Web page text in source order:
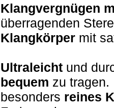
Klangvergnügen
überragenden
Klangkörper mit
Ultraleicht und
bequem zu tragen.
besonders reines